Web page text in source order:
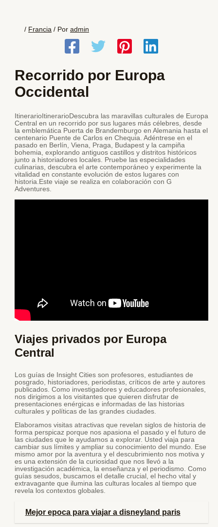
/ Francia / Por admin
Recorrido por Europa
Occidental
ItinerarioItinerarioDescubra las maravillas culturales de Europa
Central en un recorrido por sus lugares más célebres, desde
la emblemática Puerta de Brandemburgo en Alemania hasta el
centenario Puente de Carlos en Chequia. Adéntrese en el
pasado en Berlín, Viena, Praga, Budapest y la campiña
bohemia, explorando antiguos castillos y distritos históricos
junto a historiadores locales. Pruebe las especialidades
culinarias, descubra el arte contemporáneo y experimente la
vitalidad en constante evolución de estos lugares con
historia.Este viaje se realiza en colaboración con G
Adventures.
Viajes privados por Europa
Central
Los guías de Insight Cities son profesores, estudiantes de
posgrado, historiadores, periodistas, críticos de arte y autores
publicados. Como investigadores y educadores profesionales,
nos dirigimos a los visitantes que quieren disfrutar de
presentaciones enérgicas e informadas de las historias
culturales y políticas de las grandes ciudades.
Elaboramos visitas atractivas que revelan siglos de historia de
forma perspicaz porque nos apasiona el pasado y el futuro de
las ciudades que le ayudamos a explorar. Usted viaja para
cambiar sus límites y ampliar su conocimiento del mundo. Ese
mismo amor por la aventura y el descubrimiento nos motiva y
es una extensión de la curiosidad que nos llevó a la
investigación académica, la enseñanza y el periodismo. Como
guías sesudos, buscamos el detalle crucial, el hecho vital y
extravagante que ilumina las culturas locales al tiempo que
revela los contextos globales.
Mejor epoca para viajar a disneyland paris